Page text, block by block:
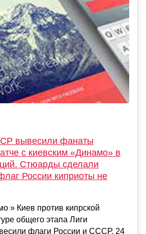
вывесили фанаты
с киевским «Динамо» в
Стюарды сделали
России киприоты не
» Киев против кипрской
общего этапа Лиги
флаги России и СССР. 24